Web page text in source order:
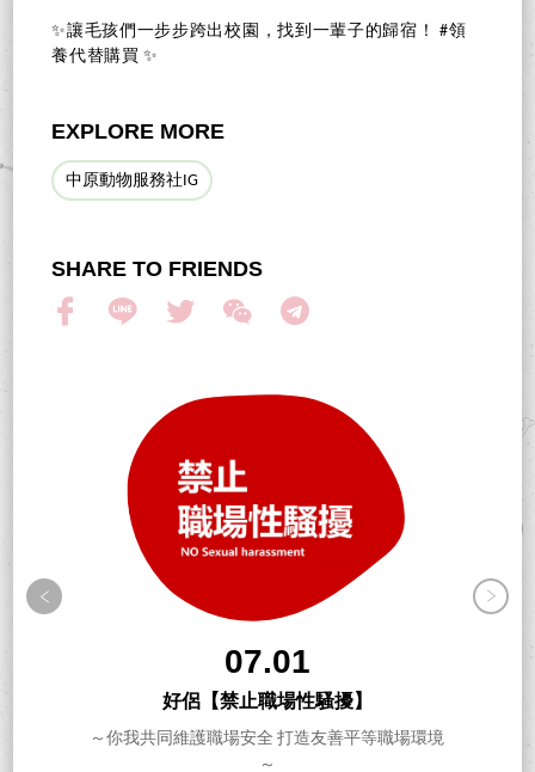
✨讓毛孩們一步步跨出校園，找到一輩子的歸宿！ #領
養代替購買 ✨
EXPLORE MORE
中原動物服務社IG
SHARE TO FRIENDS
07.01
好侶【禁止職場性騷擾】
～你我共同維護職場安全 打造友善平等職場環境
～